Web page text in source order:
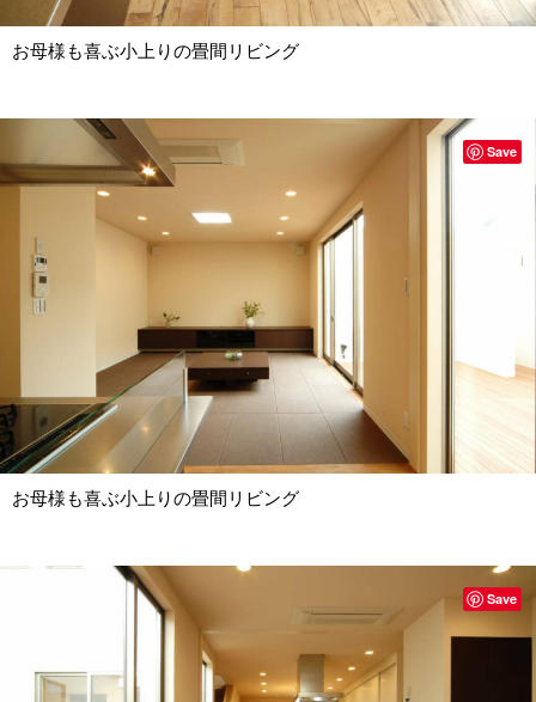
お母様も喜ぶ小上りの畳間リビング
お母様も喜ぶ小上りの畳間リビング
Save
Save